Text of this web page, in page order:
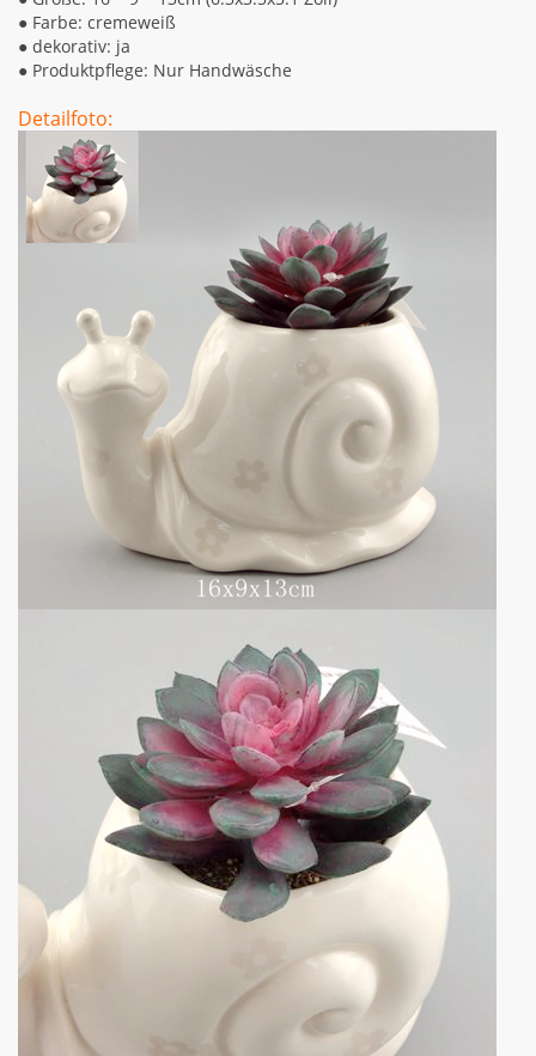
● Farbe: cremeweiß
● dekorativ: ja
● Produktpflege: Nur Handwäsche
Detailfoto: